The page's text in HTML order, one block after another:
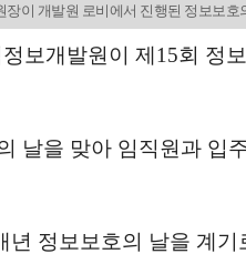
이 개발원 로비에서 진행된 정보보
보개발원이 제15회 정
날을 맞아 임직원과
정보보호의 날을 계